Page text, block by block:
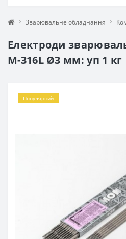
Зварювальне обладнання
Електроди
М-316L Ø3 мм: уп 1 кг
Популярний